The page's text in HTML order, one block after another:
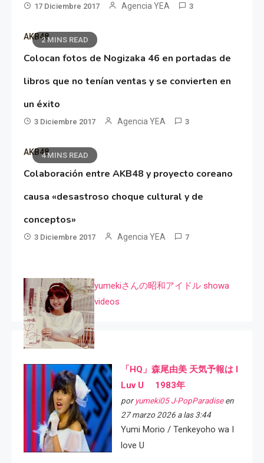
17 Diciembre 2017 Agencia YEA 3
2 MINS READ
AKB48
Colocan fotos de Nogizaka 46 en portadas de
libros que no tenían ventas y se convierten en
un éxito
3 Diciembre 2017 Agencia YEA 3
4 MINS READ
AKB48
Colaboración entre AKB48 y proyecto coreano
causa «desastroso choque cultural y de
conceptos»
3 Diciembre 2017 Agencia YEA 7
yumekiさんの昭和アイドル showa
videos
「HQ」森尾由美 天気予報は I
Luv U 1983年
por yumeki05 J-PopParadiseen
27 marzo 2026 a las 3:44
Yumi Morio / Tenkeyoho wa I
love U